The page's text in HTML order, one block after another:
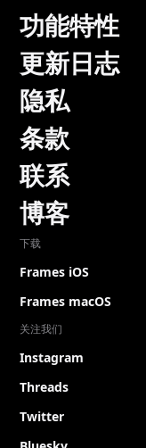
功能特性
更新日志
隐私
条款
联系
博客
下载
Frames iOS
Frames macOS
关注我们
Instagram
Threads
Twitter